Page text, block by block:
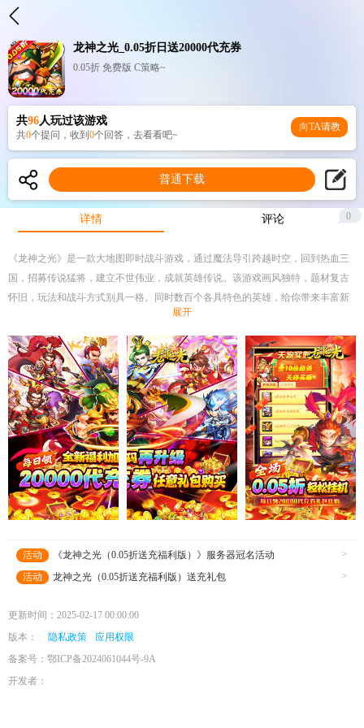
龙神之光_0.05折日送20000代充券
0.05折 免费版 C策略~
共96人玩过该游戏
共0个提问，收到 0个回答，去看看吧~
向TA请教
普通下载
详情 评论 0
《龙神之光》是一款大地图即时战斗游戏，通过魔法导引跨越时空，回到热血三
国，招募传说猛将，建立不世伟业，成就英雄传说。该游戏画风独特，题材复古
怀旧，玩法和战斗方式别具一格。同时数百个各具特色的英雄，给你带来丰富新
奇愉快的游戏体验。主公快来加入其中，成就你的王途霸业吧。
展开
活动 《龙神之光（0.05折送充福利版）》服务器冠名活动
>
活动
龙神之光（0.05折送充福利版）送充礼包 >
更新时间：2025-02-17 00:00:00
版本：
隐私政策
应用权限
备案号：鄂ICP备2024061044号-9A
开发者：